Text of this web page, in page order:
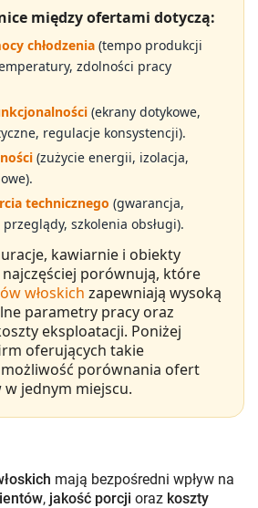
między ofertami dotyczą:
chłodzenia (tempo produkcji
zdolności pracy
(ekrany dotykowe,
regulacje konsystencji).
(zużycie energii, izolacja,
technicznego (gwarancja,
szkolenia obsługi).
kawiarnie i obiekty
porównują, które
włoskich zapewniają wysoką
parametry pracy oraz
eksploatacji. Poniżej
oferujących takie
porównania ofert
jednym miejscu.
mają bezpośredni wpływ na
, jakość porcji oraz koszty